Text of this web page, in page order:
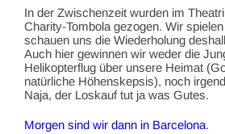
In der Zwischenzeit wurden im
Charity-Tombola gezogen. Wir
schauen uns die Wiederholung
Auch hier gewinnen wir weder die
Helikopterflug über unsere Heimat
natürliche Höhenskepsis), noch
Naja, der Loskauf tut ja was Gutes.
Morgen sind wir dann in Barcelona.